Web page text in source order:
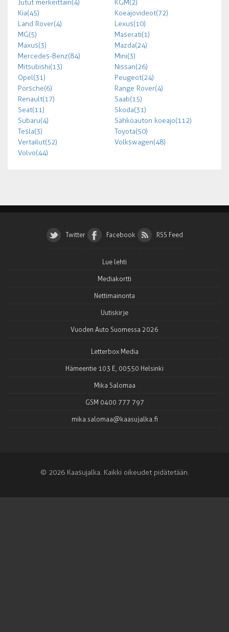
Jutut merkeittäin (4)
KGM (2)
Kia (45)
Koeajovideot (72)
Land Rover (4)
Lexus (10)
MG (5)
Maserati (1)
Maxus (3)
Mazda (24)
Mercedes-Benz (84)
Mini (3)
Mitsubishi (13)
Nissan (26)
Opel (31)
Peugeot (24)
Porsche (6)
Range Rover (4)
Renault (17)
Saab (15)
Seat (11)
Skoda (31)
Subaru (4)
Sähköauton koeajo (112)
Tesla (3)
Toyota (50)
Vertailut (52)
Volkswagen (48)
Volvo (44)
Twitter Facebook RSS Feed
Lue lehti
Mediakortti
Nettimainonta
Uutiskirje
Vuoden Auto Suomessa 2026
Letterbox Media
Hämeentie 103 E, 00550 Helsinki
Mika Salomaa
GSM 0400 777 797
mika.salomaa@kaasujalka.fi
© 2026 Kaasujalka. Kaikki oikeudet pidätetään.